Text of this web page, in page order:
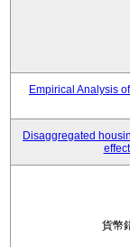
Empirical Analysis
Disaggregated
貨幣